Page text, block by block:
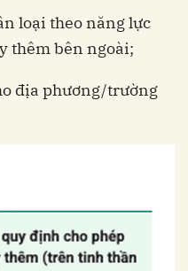
loại theo năng lực
thêm bên ngoài;
địa phương/trường